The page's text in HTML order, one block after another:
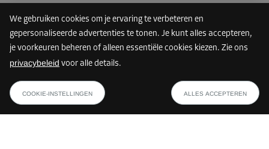
We gebruiken cookies om je ervaring te verbeteren en
gepersonaliseerde advertenties te tonen. Je kunt alles accepteren,
je voorkeuren beheren of alleen essentiële cookies kiezen. Zie ons
privacybeleid voor alle details.
COOKIE-INSTELLINGEN ALLES ACCEPTEREN
Nog maar 3 units vrij
01219 Dresden
44,99 EUR/maand